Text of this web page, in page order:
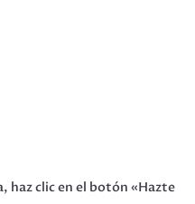
haz clic en el botón «Hazte